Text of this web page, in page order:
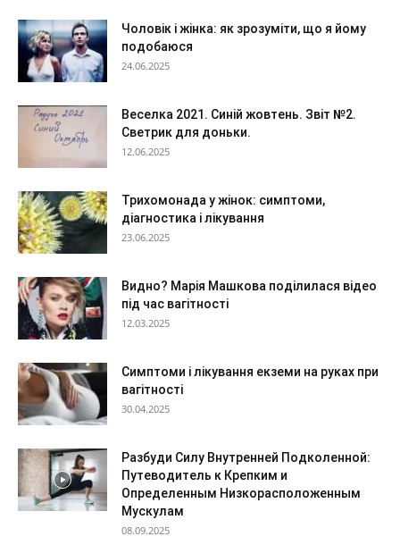
Чоловік і жінка: як зрозуміти, що я йому
подобаюся
24.06.2025
Веселка 2021. Синій жовтень. Звіт №2.
Светрик для доньки.
12.06.2025
Трихомонада у жінок: симптоми,
діагностика і лікування
23.06.2025
Видно? Марія Машкова поділилася відео
під час вагітності
12.03.2025
Симптоми і лікування екземи на руках при
вагітності
30.04.2025
Разбуди Силу Внутренней Подколенной:
Путеводитель к Крепким и
Определенным Низкорасположенным
Мускулам
08.09.2025